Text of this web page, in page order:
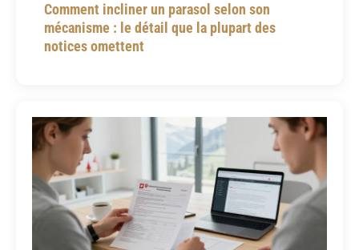
Comment incliner un parasol selon son
mécanisme : le détail que la plupart des
notices omettent